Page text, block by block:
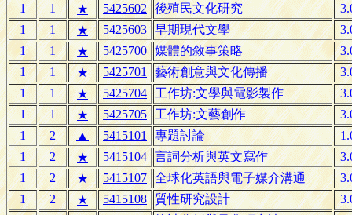
1
1 ★ 5425602 後殖民文化研究
1
1 ★ 5425603 早期現代文學
1
1 ★ 5425700 媒體的敘事策略
1
1 ★ 5425701 藝術創意與文化傳播
1
1 ★ 5425704 工作坊:文學與電影製作
1
1 ★ 5425705 工作坊:文藝創作
1
2 ▲ 5415101 專題討論
1
2 ★ 5415104 言詞分析與英文寫作
1
2 ★ 5415107 全球化英語與電子媒介溝通
1
2 ★ 5415108 質性研究設計